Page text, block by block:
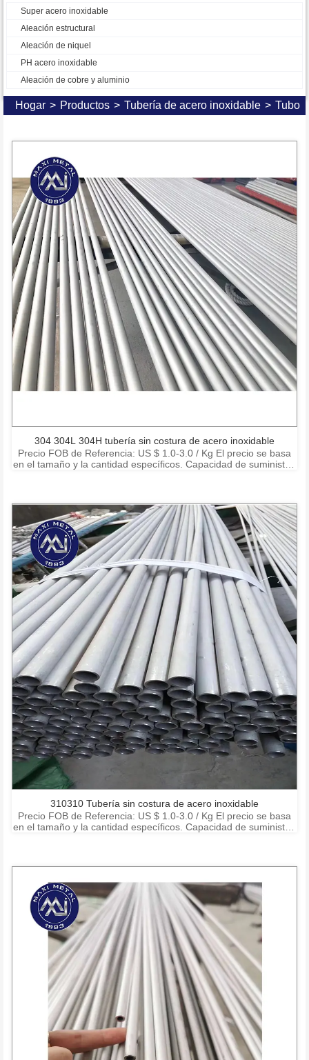
Super acero inoxidable
Aleación estructural
Aleación de niquel
PH acero inoxidable
Aleación de cobre y aluminio
Hogar > Productos > Tubería de acero inoxidable > Tubo
304 304L 304H tubería sin costura de acero inoxidable
Precio FOB de Referencia: US $ 1.0-3.0 / Kg El precio se basa
en el tamaño y la cantidad específicos. Capacidad de suministro:
310310 Tubería sin costura de acero inoxidable
Precio FOB de Referencia: US $ 1.0-3.0 / Kg El precio se basa
en el tamaño y la cantidad específicos. Capacidad de suministro: